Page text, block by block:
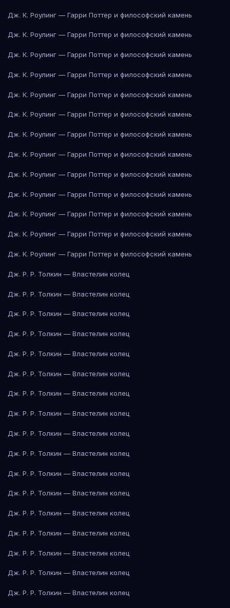
Дж. К. Роулинг — Гарри Поттер и философский камень
Дж. К. Роулинг — Гарри Поттер и философский камень
Дж. К. Роулинг — Гарри Поттер и философский камень
Дж. К. Роулинг — Гарри Поттер и философский камень
Дж. К. Роулинг — Гарри Поттер и философский камень
Дж. К. Роулинг — Гарри Поттер и философский камень
Дж. К. Роулинг — Гарри Поттер и философский камень
Дж. К. Роулинг — Гарри Поттер и философский камень
Дж. К. Роулинг — Гарри Поттер и философский камень
Дж. К. Роулинг — Гарри Поттер и философский камень
Дж. К. Роулинг — Гарри Поттер и философский камень
Дж. К. Роулинг — Гарри Поттер и философский камень
Дж. К. Роулинг — Гарри Поттер и философский камень
Дж. Р. Р. Толкин — Властелин колец
Дж. Р. Р. Толкин — Властелин колец
Дж. Р. Р. Толкин — Властелин колец
Дж. Р. Р. Толкин — Властелин колец
Дж. Р. Р. Толкин — Властелин колец
Дж. Р. Р. Толкин — Властелин колец
Дж. Р. Р. Толкин — Властелин колец
Дж. Р. Р. Толкин — Властелин колец
Дж. Р. Р. Толкин — Властелин колец
Дж. Р. Р. Толкин — Властелин колец
Дж. Р. Р. Толкин — Властелин колец
Дж. Р. Р. Толкин — Властелин колец
Дж. Р. Р. Толкин — Властелин колец
Дж. Р. Р. Толкин — Властелин колец
Дж. Р. Р. Толкин — Властелин колец
Дж. Р. Р. Толкин — Властелин колец
Дж. Р. Р. Толкин — Властелин колец